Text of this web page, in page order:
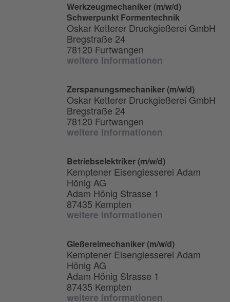
Werkzeugmechaniker (m/w/d)
Schwerpunkt Formentechnik
Oskar Ketterer Druckgießerei GmbH
Bregstraße 24
78120 Furtwangen
weitere Informationen
Zerspanungsmechaniker (m/w/d)
Oskar Ketterer Druckgießerei GmbH
Bregstraße 24
78120 Furtwangen
weitere Informationen
Betriebselektriker (m/w/d)
Kemptener Eisengiesserei Adam
Hönig AG
Adam Hönig Strasse 1
87435 Kempten
weitere Informationen
Gießereimechaniker (m/w/d)
Kemptener Eisengiesserei Adam
Hönig AG
Adam Hönig Strasse 1
87435 Kempten
weitere Informationen